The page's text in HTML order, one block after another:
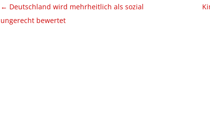
Beitragsnavigation
← Deutschland wird mehrheitlich als sozial
ungerecht bewertet